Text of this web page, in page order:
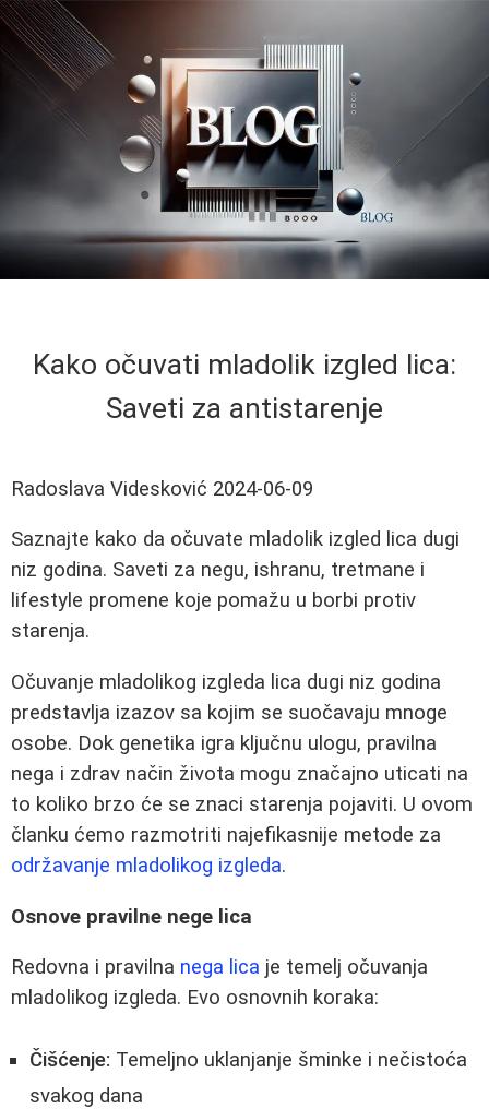
Kako očuvati mladolik izgled lica:
Saveti za antistarenje
Radoslava Videsković 2024-06-09
Saznajte kako da očuvate mladolik izgled lica dugi
niz godina. Saveti za negu, ishranu, tretmane i
lifestyle promene koje pomažu u borbi protiv
starenja.
Očuvanje mladolikog izgleda lica dugi niz godina
predstavlja izazov sa kojim se suočavaju mnoge
osobe. Dok genetika igra ključnu ulogu, pravilna
nega i zdrav način života mogu značajno uticati na
to koliko brzo će se znaci starenja pojaviti. U ovom
članku ćemo razmotriti najefikasnije metode za
održavanje mladolikog izgleda.
Osnove pravilne nege lica
Redovna i pravilna nega lica je temelj očuvanja
mladolikog izgleda. Evo osnovnih koraka:
Čišćenje: Temeljno uklanjanje šminke i nečistoća
svakog dana